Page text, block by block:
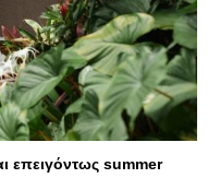
επειγόντως summer